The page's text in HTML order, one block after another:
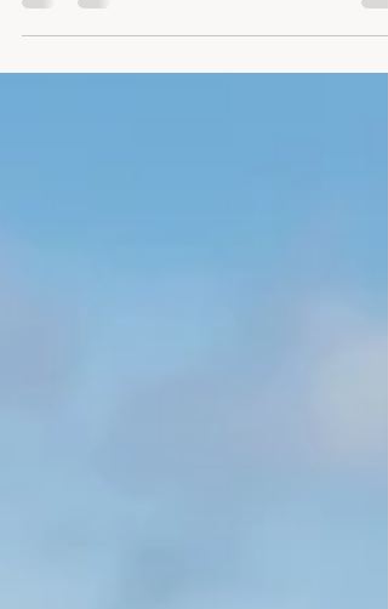
Na Berneray se nachází nádherná
pětikilometrová bílá pláž(!), kolonie tuleňů i
louky plné květin. Je to ostrov menších